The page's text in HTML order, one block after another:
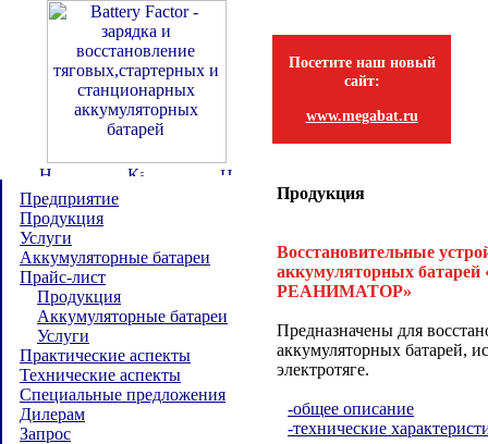
Посетите наш новый
сайт:
www.megabat.ru
Предприятие
Продукция
Услуги
Аккумуляторные батареи
Прайс-лист
Продукция
Аккумуляторные батареи
Услуги
Практические аспекты
Технические аспекты
Специальные предложения
Дилерам
Запрос
Продукция
Восстановительные
аккумуляторных
РЕАНИМАТОР»
Предназначены для
аккумуляторных батарей,
электротяге.
-общее описание
-технические